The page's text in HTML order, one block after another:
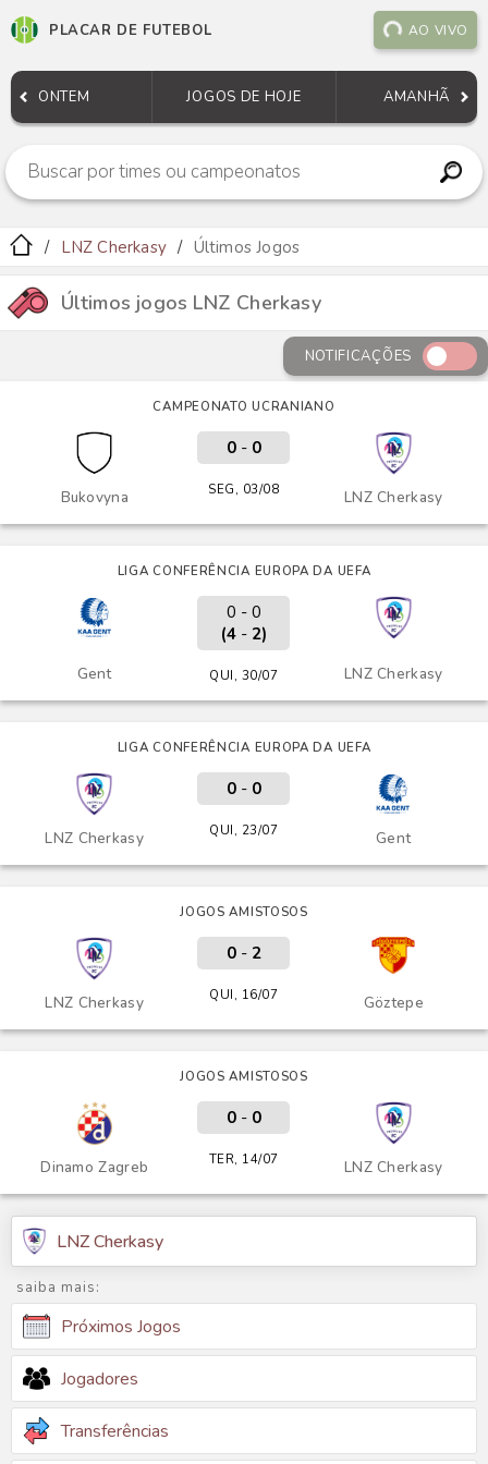
PLACAR DE FUTEBOL AO VIVO
ONTEM JOGOS DE HOJE AMANHÃ
LNZ Cherkasy Últimos Jogos
Últimos jogos LNZ Cherkasy
NOTIFICAÇÕES
CAMPEONATO UCRANIANO
Bukovyna LNZ Cherkasy
0- 0
SEG, 03/08
LIGA CONFERÊNCIA EUROPA DA UEFA
Gent LNZ Cherkasy
0 - 0
(4- 2)
QUI, 30/07
LIGA CONFERÊNCIA EUROPA DA UEFA
LNZ Cherkasy Gent
0- 0
QUI, 23/07
JOGOS AMISTOSOS
LNZ Cherkasy Göztepe
0- 2
QUI, 16/07
JOGOS AMISTOSOS
Dinamo Zagreb LNZ Cherkasy
0- 0
TER, 14/07
LNZ Cherkasy
saiba mais:
Próximos Jogos
Jogadores
Transferências